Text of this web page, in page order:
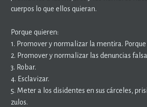
cuerpos lo que ellos quieran.
Porque quieren:
1. Promover y normalizar la mentira.
2. Promover y normalizar las denuncias
3. Robar.
4. Esclavizar.
5. Meter a los disidentes en sus cárceles,
zulos.